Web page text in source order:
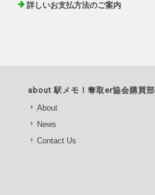
詳しいお支払方法のご案内
about 駅メモ！奪取er協会購買部
About
News
Contact Us